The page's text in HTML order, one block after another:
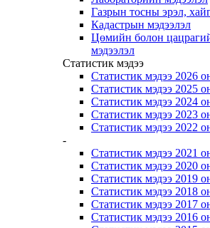
Газрын тосны эрэл,
Кадастрын мэдээлэл
Цөмийн болон
мэдээлэл
Статистик мэдээ
Статистик мэдээ 2026
Статистик мэдээ 2025
Статистик мэдээ 2024
Статистик мэдээ 2023
Статистик мэдээ 2022
-
Статистик мэдээ 2021
Статистик мэдээ 2020
Статистик мэдээ 2019
Статистик мэдээ 2018
Статистик мэдээ 2017
Статистик мэдээ 2016